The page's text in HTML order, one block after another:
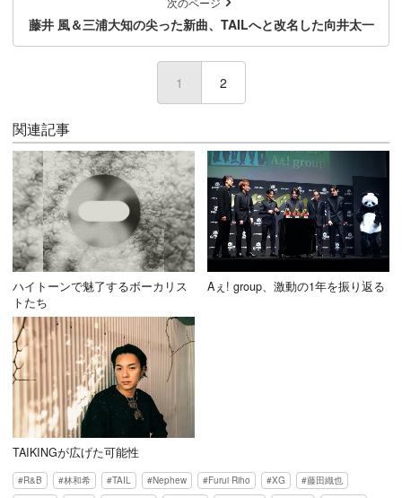
藤井 風＆三浦大知の尖った新曲、TAILへと改名した向井太一
1 (current)
2
関連記事
ハイトーンで魅了するボーカリス
トたち
Aぇ! group、激動の1年を振り返る
TAIKINGが広げた可能性
R&B 林和希 TAIL Nephew Furui Riho XG
藤田織也